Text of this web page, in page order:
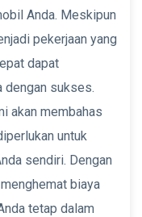
Anda. Meskipun
pekerjaan yang
dapat
dengan sukses.
akan membahas
untuk
sendiri. Dengan
biaya
tetap dalam